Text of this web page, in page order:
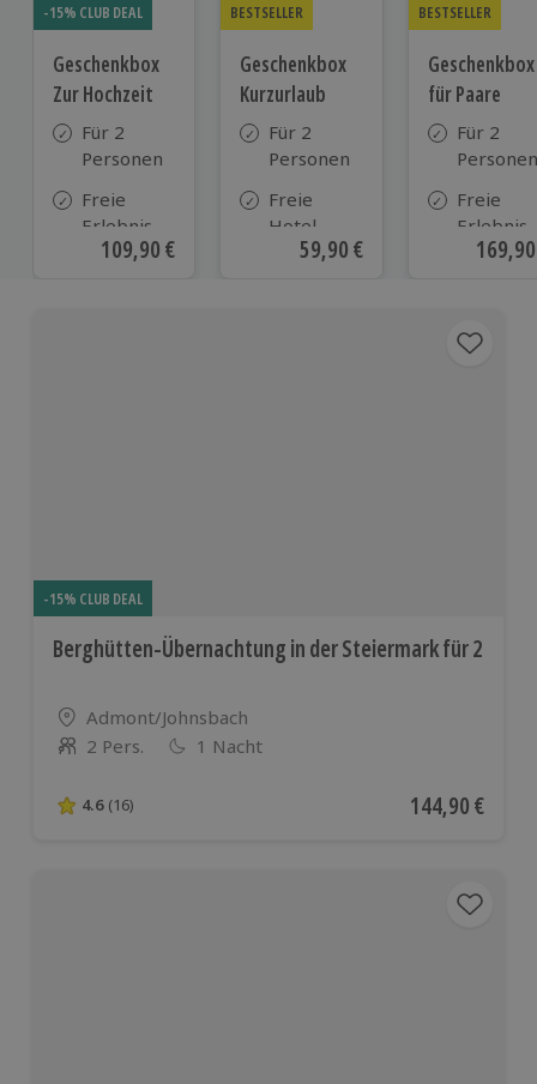
-15% CLUB DEAL
Geschenkbox
Zur Hochzeit
Für 2
Personen
Freie
Erlebnis-
Auswahl
Aktueller Preis
109,90 €
BESTSELLER
Geschenkbox
Kurzurlaub
Für 2
Personen
Freie
Hotel-
Auswahl
Aktueller Preis
59,90 €
BESTSELLER
Geschenkbox
für Paare
Für 2
Personen
Freie
Erlebnis-
Auswahl
-15% CLUB DEAL
Berghütten-Übernachtung in der Steiermark für 2
Standort
Admont/Johnsbach
Anzahl der Teilnehmer
2 Pers. 1 Nacht
4.6 von 5 Sternen basierend auf 16 Bewertungen
4.6 (16) Aktueller Preis
144,90 €